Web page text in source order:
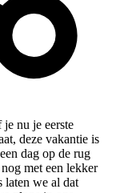
nu je eerste
deze vakantie is
dag op de rug
met een lekker
laten we al dat